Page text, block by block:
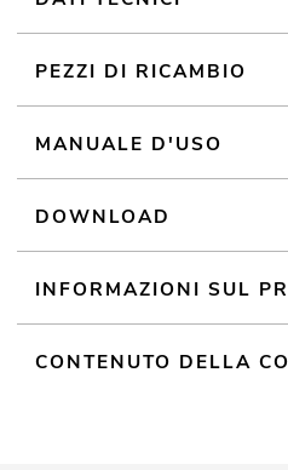
PEZZI DI RICAMBIO
MANUALE D'USO
DOWNLOAD
INFORMAZIONI SUL
CONTENUTO DELLA